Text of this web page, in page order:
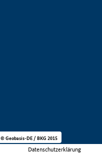
Datenschutzerklärung
© Geobasis-DE / BKG 2015